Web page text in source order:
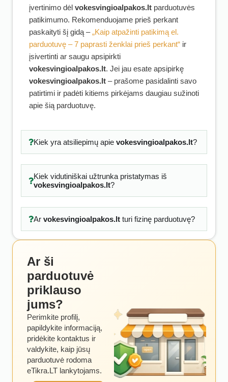
įvertinimo dėl vokesvingioalpakos.lt parduotuvės
patikimumo. Rekomenduojame prieš perkant
paskaityti šį gidą –„Kaip atpažinti patikimą el.
parduotuvę – 7 paprasti ženklai prieš perkant“ ir
įsivertinti ar saugu apsipirkti
vokesvingioalpakos.lt. Jei jau esate apsipirkę
vokesvingioalpakos.lt – prašome pasidalinti savo
patirtimi ir padėti kitiems pirkėjams daugiau sužinoti
apie šią parduotuvę.
Kiek yra atsiliepimų apie vokesvingioalpakos.lt?
Kiek vidutiniškai užtrunka pristatymas iš
vokesvingioalpakos.lt?
Ar vokesvingioalpakos.ltturi fizinę parduotuvę?
Ar ši
parduotuvė
priklauso
jums?
Perimkite profilį,
papildykite informaciją,
pridėkite kontaktus ir
valdykite, kaip jūsų
parduotuvė rodoma
eTikra.LT lankytojams.